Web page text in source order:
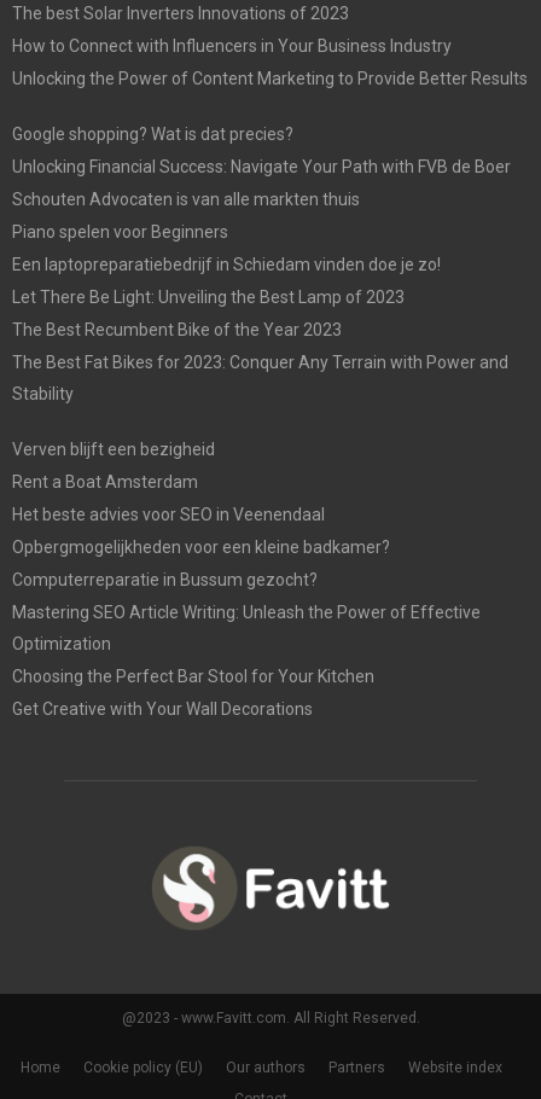
The best Solar Inverters Innovations of 2023
How to Connect with Influencers in Your Business Industry
Unlocking the Power of Content Marketing to Provide Better Results
Google shopping? Wat is dat precies?
Unlocking Financial Success: Navigate Your Path with FVB de Boer
Schouten Advocaten is van alle markten thuis
Piano spelen voor Beginners
Een laptopreparatiebedrijf in Schiedam vinden doe je zo!
Let There Be Light: Unveiling the Best Lamp of 2023
The Best Recumbent Bike of the Year 2023
The Best Fat Bikes for 2023: Conquer Any Terrain with Power and
Stability
Verven blijft een bezigheid
Rent a Boat Amsterdam
Het beste advies voor SEO in Veenendaal
Opbergmogelijkheden voor een kleine badkamer?
Computerreparatie in Bussum gezocht?
Mastering SEO Article Writing: Unleash the Power of Effective
Optimization
Choosing the Perfect Bar Stool for Your Kitchen
Get Creative with Your Wall Decorations
@2023 - www.Favitt.com. All Right Reserved.
Home Cookie policy (EU) Our authors Partners
Website index